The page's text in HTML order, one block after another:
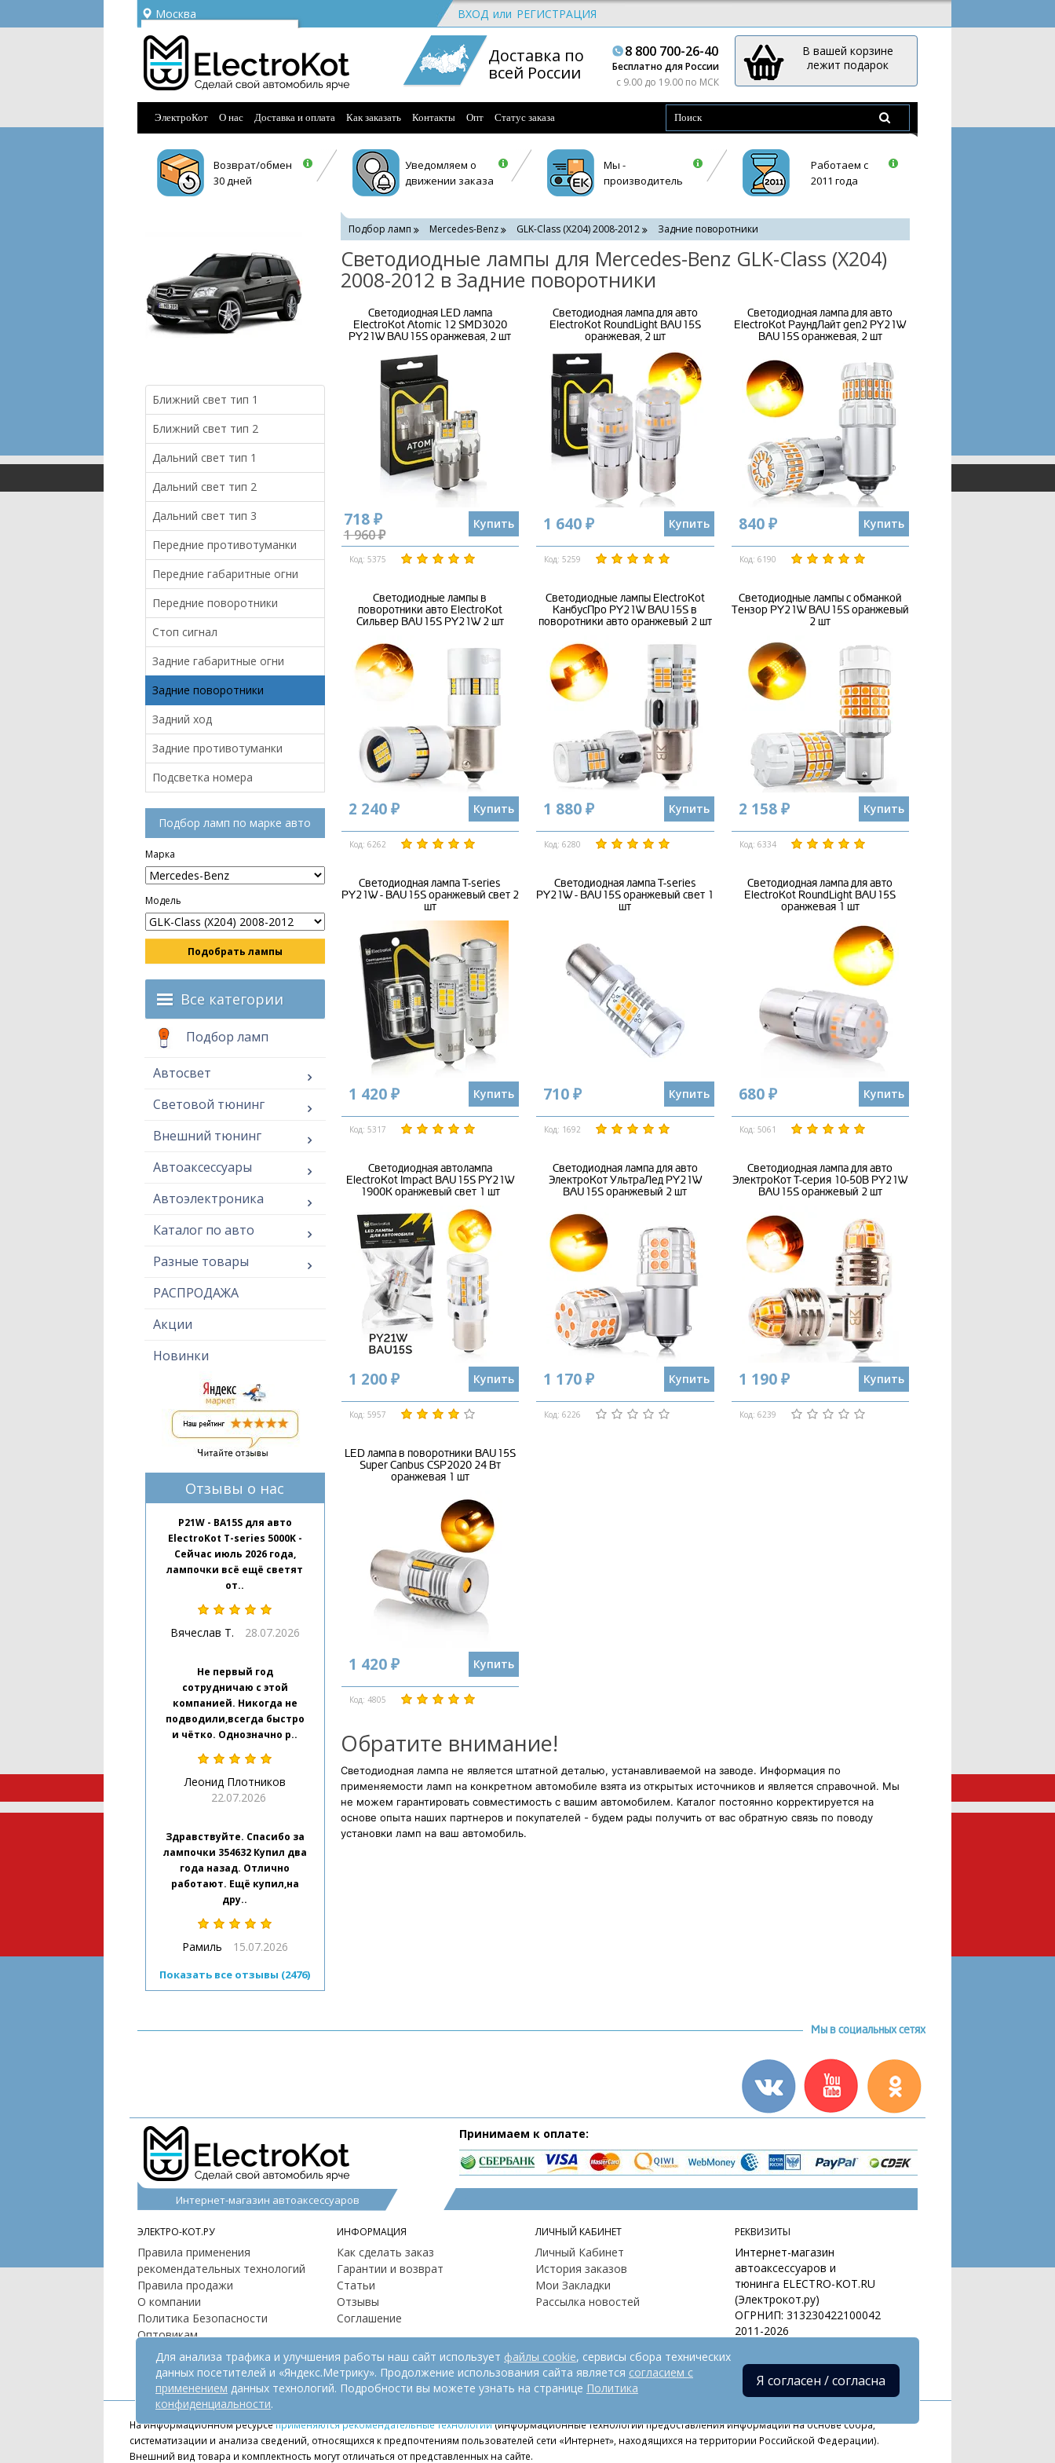
Москва
Ваш город —
Угадали?
ВХОД или РЕГИСТРАЦИЯ
Доставка по
всей России
8 800 700-26-40
Бесплатно для России
c 9.00 до 19.00 по МСК
В вашей корзине
лежит подарок
ЭлектроКот О нас Доставка и оплата Как заказать Контакты Опт Статус заказа
Возврат/обмен
30 дней
Уведомляем о
движении заказа
Мы -
производитель
Работаем с
2011 года
Ближний свет тип 1
Ближний свет тип 2
Дальний свет тип 1
Дальний свет тип 2
Дальний свет тип 3
Передние противотуманки
Передние габаритные огни
Передние поворотники
Стоп сигнал
Задние габаритные огни
Задние поворотники
Задний ход
Задние противотуманки
Подсветка номера
Подбор ламп по марке авто
Марка
Модель
Подобрать лампы
Все категории
Подбор ламп
Автосвет
Световой тюнинг
Внешний тюнинг
Автоаксессуары
Автоэлектроника
Каталог по авто
Разные товары
РАСПРОДАЖА
Акции
Новинки
Отзывы о нас
P21W - BA15S для авто
ElectroKot T-series 5000K -
Сейчас июль 2026 года,
лампочки всё ещё светят
от..
Вячеслав Т. 28.07.2026
Не первый год
сотрудничаю с этой
компанией. Никогда не
подводили,всегда быстро
и чётко. Однозначно р..
Леонид Плотников
22.07.2026
Здравствуйте. Спасибо за
лампочки 354632 Купил два
года назад. Отлично
работают. Ещё купил,на
дру..
Рамиль 15.07.2026
Показать все отзывы (2476)
Подбор ламп Mercedes-Benz GLK-Class (X204) 2008-2012 Задние поворотники
Светодиодные лампы для Mercedes-Benz GLK-Class (X204)
2008-2012 в Задние поворотники
Светодиодная LED лампа
ElectroKot Atomic 12 SMD3020
PY21W BAU15S оранжевая, 2 шт
718 ₽
1 960 ₽
Купить
Код: 5375
Светодиодная лампа для авто
ElectroKot RoundLight BAU15S
оранжевая, 2 шт
1 640 ₽ Купить
Код: 5259
Светодиодная лампа для авто
ElectroKot РаундЛайт gen2 PY21W
BAU15S оранжевая, 2 шт
840 ₽ Купить
Код: 6190
Светодиодные лампы в
поворотники авто ElectroKot
Сильвер BAU15S PY21W 2 шт
2 240 ₽ Купить
Код: 6262
Светодиодные лампы ElectroKot
КанбусПро PY21W BAU15S в
поворотники авто оранжевый 2 шт
1 880 ₽ Купить
Код: 6280
Светодиодные лампы с обманкой
Тензор PY21W BAU15S оранжевый
2 шт
2 158 ₽ Купить
Код: 6334
Светодиодная лампа T-series
PY21W - BAU15S оранжевый свет 2
шт
1 420 ₽ Купить
Код: 5317
Светодиодная лампа T-series
PY21W - BAU15S оранжевый свет 1
шт
710 ₽ Купить
Код: 1692
Светодиодная лампа для авто
ElectroKot RoundLight BAU15S
оранжевая 1 шт
680 ₽ Купить
Код: 5061
Светодиодная автолампа
ElectroKot Impact BAU15S PY21W
1900K оранжевый свет 1 шт
1 200 ₽ Купить
Код: 5957
Светодиодная лампа для авто
ЭлектроКот УльтраЛед PY21W
BAU15S оранжевый 2 шт
1 170 ₽ Купить
Код: 6226
Светодиодная лампа для авто
ЭлектроКот Т-серия 10-50В PY21W
BAU15S оранжевый 2 шт
1 190 ₽ Купить
Код: 6239
LED лампа в поворотники BAU15S
Super Canbus CSP2020 24 Вт
оранжевая 1 шт
1 420 ₽ Купить
Код: 4805
Обратите внимание!
Светодиодная лампа не является штатной деталью, устанавливаемой на заводе. Информация по
применяемости ламп на конкретном автомобиле взята из открытых источников и является справочной. Мы
не можем гарантировать совместимость с вашим автомобилем. Каталог постоянно корректируется на
основе опыта наших партнеров и покупателей - будем рады получить от вас обратную связь по поводу
установки ламп на ваш автомобиль.
Мы в социальных сетях
Интернет-магазин автоаксессуаров
Принимаем к оплате:
ЭЛЕКТРО-КОТ.РУ
Правила применения
рекомендательных технологий
Правила продажи
О компании
Политика Безопасности
Оптовикам
Контакты
Карта сайта
ИНФОРМАЦИЯ
Как сделать заказ
Гарантии и возврат
Статьи
Отзывы
Соглашение
ЛИЧНЫЙ КАБИНЕТ
Личный Кабинет
История заказов
Мои Закладки
Рассылка новостей
РЕКВИЗИТЫ
Интернет-магазин
автоаксессуаров и
тюнинга ELECTRO-KOT.RU
(Электрокот.ру)
ОГРНИП: 313230422100042
2011-2026
На информационном ресурсеприменяются рекомендательные технологии(информационные технологии предоставления информации на основе сбора,
систематизации и анализа сведений, относящихся к предпочтениям пользователей сети «Интернет», находящихся на территории Российской Федерации).
Внешний вид товара и комплектность могут отличаться от представленных на сайте.
Для анализа трафика и улучшения работы наш сайт использует файлы cookie, сервисы сбора технических
данных посетителей и «Яндекс.Метрику». Продолжение использования сайта является согласием с
применением данных технологий. Подробности вы можете узнать на странице Политика
конфиденциальности.
Я согласен / согласна